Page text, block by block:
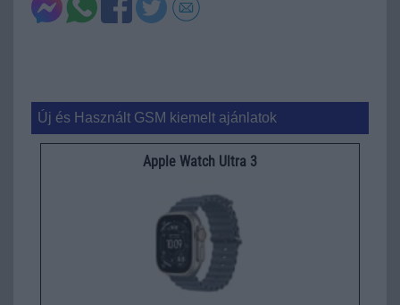
Új és Használt GSM kiemelt ajánlatok
Apple Watch Ultra 3